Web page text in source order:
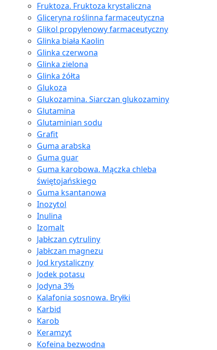
Fruktoza. Fruktoza krystaliczna
Gliceryna roślinna farmaceutyczna
Glikol propylenowy farmaceutyczny
Glinka biała Kaolin
Glinka czerwona
Glinka zielona
Glinka żółta
Glukoza
Glukozamina. Siarczan glukozaminy
Glutamina
Glutaminian sodu
Grafit
Guma arabska
Guma guar
Guma karobowa. Mączka chleba
świętojańskiego
Guma ksantanowa
Inozytol
Inulina
Izomalt
Jabłczan cytruliny
Jabłczan magnezu
Jod krystaliczny
Jodek potasu
Jodyna 3%
Kalafonia sosnowa. Bryłki
Karbid
Karob
Keramzyt
Kofeina bezwodna